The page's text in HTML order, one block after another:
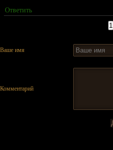
Ответить
1
Ваше имя
Комментарий